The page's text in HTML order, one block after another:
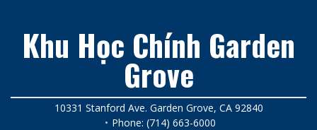
Khu Học Chính Garden
Grove
10331 Stanford Ave. Garden Grove, CA 92840
Phone: (714) 663-6000